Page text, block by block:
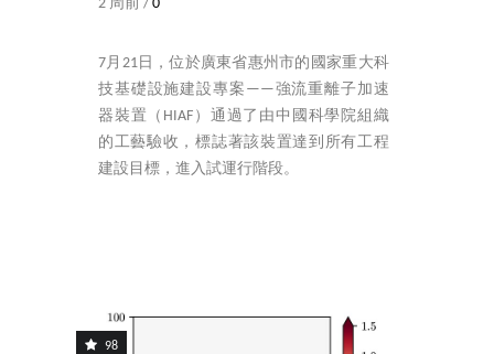
2 周前 / 0
7月21日，位於廣東省惠州市的國家重大科
技基礎設施建設專案——強流重離子加速
器裝置（HIAF）通過了由中國科學院組織
的工藝驗收，標誌著該裝置達到所有工程
建設目標，進入試運行階段。
98